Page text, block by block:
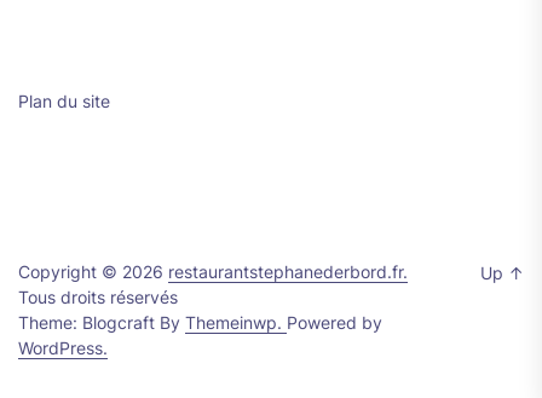
Plan du site
Copyright © 2026 restaurantstephanederbord.fr.
Tous droits réservés
Theme: Blogcraft By Themeinwp. Powered by
WordPress.
Up ↑